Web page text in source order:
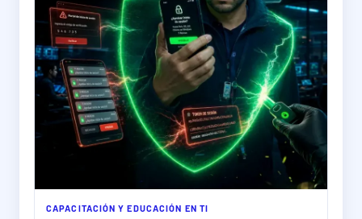
CAPACITACIÓN Y EDUCACIÓN EN TI